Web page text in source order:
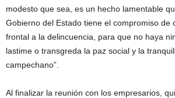
modesto que sea, es un hecho lamentable
Gobierno del Estado tiene el compromiso de
frontal a la delincuencia, para que no haya
lastime o transgreda la paz social y la
campechano”.
Al finalizar la reunión con los empresarios,